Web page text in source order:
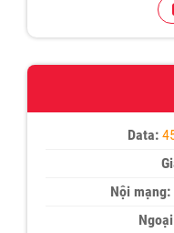
Data:
Nội mạng: